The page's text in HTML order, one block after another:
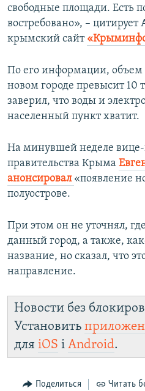
свободные площади. Есть
востребовано», –
крымский сайт
По его информации, объем
новом городе превысит 10
заверил, что воды и
населенный пункт хватит.
На минувшей неделе вице-
правительства Крыма
анонсировал «появление
полуострове.
При этом он не уточнял,
данный город, а также,
название, но сказал, что
направление.
Новости без
Установить
для iOS і Android.
Поделиться Читать